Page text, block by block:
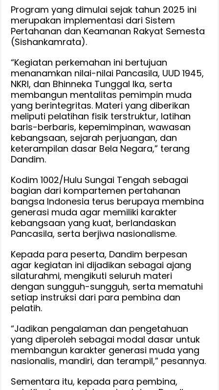
Program yang dimulai sejak tahun 2025 ini
merupakan implementasi dari Sistem
Pertahanan dan Keamanan Rakyat Semesta
(Sishankamrata).
“Kegiatan perkemahan ini bertujuan
menanamkan nilai-nilai Pancasila, UUD 1945,
NKRI, dan Bhinneka Tunggal Ika, serta
membangun mentalitas pemimpin muda
yang berintegritas. Materi yang diberikan
meliputi pelatihan fisik terstruktur, latihan
baris-berbaris, kepemimpinan, wawasan
kebangsaan, sejarah perjuangan, dan
keterampilan dasar Bela Negara,” terang
Dandim.
Kodim 1002/Hulu Sungai Tengah sebagai
bagian dari kompartemen pertahanan
bangsa Indonesia terus berupaya membina
generasi muda agar memiliki karakter
kebangsaan yang kuat, berlandaskan
Pancasila, serta berjiwa nasionalisme.
Kepada para peserta, Dandim berpesan
agar kegiatan ini dijadikan sebagai ajang
silaturahmi, mengikuti seluruh materi
dengan sungguh-sungguh, serta mematuhi
setiap instruksi dari para pembina dan
pelatih.
“Jadikan pengalaman dan pengetahuan
yang diperoleh sebagai modal dasar untuk
membangun karakter generasi muda yang
nasionalis, mandiri, dan terampil,” pesannya.
Sementara itu, kepada para pembina,